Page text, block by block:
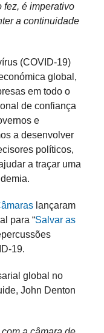
fez, é imperativo
a continuidade
(COVID-19)
global,
em todo o
de confiança
e
a desenvolver
políticos,
a traçar uma
lançaram
para “Salvar as
19.
global no
John Denton